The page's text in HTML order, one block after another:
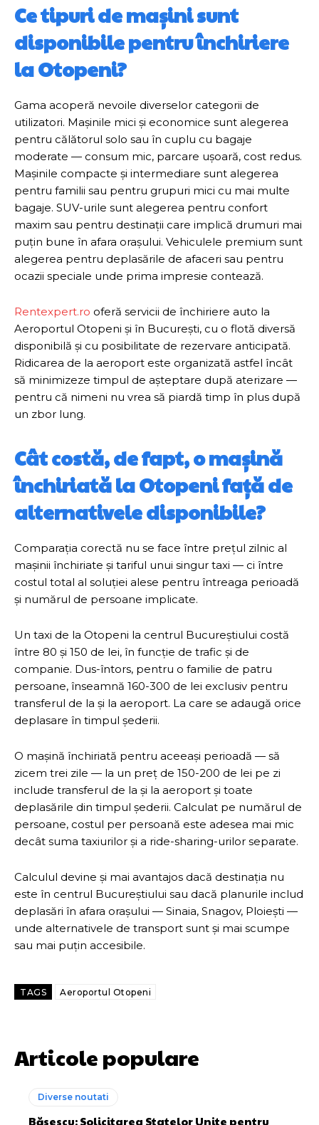
Ce tipuri de mașini sunt
disponibile pentru închiriere
la Otopeni?
Gama acoperă nevoile diverselor categorii de
utilizatori. Mașinile mici și economice sunt alegerea
pentru călătorul solo sau în cuplu cu bagaje
moderate — consum mic, parcare ușoară, cost redus.
Mașinile compacte și intermediare sunt alegerea
pentru familii sau pentru grupuri mici cu mai multe
bagaje. SUV-urile sunt alegerea pentru confort
maxim sau pentru destinații care implică drumuri mai
puțin bune în afara orașului. Vehiculele premium sunt
alegerea pentru deplasările de afaceri sau pentru
ocazii speciale unde prima impresie contează.
Rentexpert.ro oferă servicii de închiriere auto la
Aeroportul Otopeni și în București, cu o flotă diversă
disponibilă și cu posibilitate de rezervare anticipată.
Ridicarea de la aeroport este organizată astfel încât
să minimizeze timpul de așteptare după aterizare —
pentru că nimeni nu vrea să piardă timp în plus după
un zbor lung.
Cât costă, de fapt, o mașină
închiriată la Otopeni față de
alternativele disponibile?
Comparația corectă nu se face între prețul zilnic al
mașinii închiriate și tariful unui singur taxi — ci între
costul total al soluției alese pentru întreaga perioadă
și numărul de persoane implicate.
Un taxi de la Otopeni la centrul Bucureștiului costă
între 80 și 150 de lei, în funcție de trafic și de
companie. Dus-întors, pentru o familie de patru
persoane, înseamnă 160-300 de lei exclusiv pentru
transferul de la și la aeroport. La care se adaugă orice
deplasare în timpul șederii.
O mașină închiriată pentru aceeași perioadă — să
zicem trei zile — la un preț de 150-200 de lei pe zi
include transferul de la și la aeroport și toate
deplasările din timpul șederii. Calculat pe numărul de
persoane, costul per persoană este adesea mai mic
decât suma taxiurilor și a ride-sharing-urilor separate.
Calculul devine și mai avantajos dacă destinația nu
este în centrul Bucureștiului sau dacă planurile includ
deplasări în afara orașului — Sinaia, Snagov, Ploiești —
unde alternativele de transport sunt și mai scumpe
sau mai puțin accesibile.
TAGS Aeroportul Otopeni
Articole populare
Diverse noutati
Băsescu: Solicitarea Statelor Unite pentru